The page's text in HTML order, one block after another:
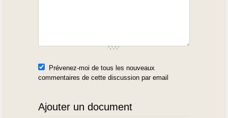
Prévenez-moi de tous les nouveaux
commentaires de cette discussion par email
Ajouter un document